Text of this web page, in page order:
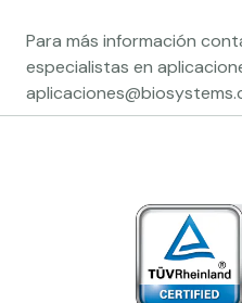
Para más información
especialistas en